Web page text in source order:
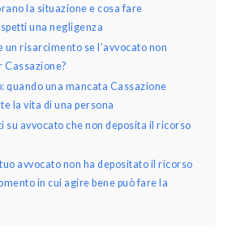
la situazione e cosa fare
una negligenza
un risarcimento se l’avvocato non
Cassazione?
quando una mancata Cassazione
la vita di una persona
su avvocato che non deposita il ricorso
avvocato non ha depositato il ricorso
in cui agire bene può fare la